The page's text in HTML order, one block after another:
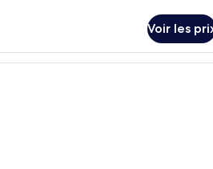
Voir les